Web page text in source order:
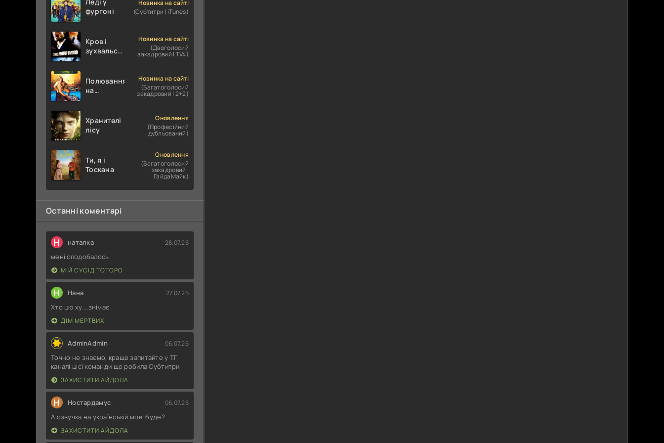
фургоні
Новинка на сайті
(Субтитри | iTunes)
Кров і
зухвальство
Новинка на сайті
(Двоголосий
закадровий | TV4)
Полювання
на
Новинка на сайті
(Багатоголосий
закадровий | 2+2)
Хранителі
лісу
Оновлення
(Професійний
дубльований)
Ти, я і
Тоскана
Оновлення
(Багатоголосий
закадровий |
ГайдаМайк)
Останні коментарі
Н наталка 28.07.26
мені сподобалось
МІЙ СУСІД ТОТОРО
Н Нана 27.07.26
Хто цю ху....знімає
ДІМ МЕРТВИХ
AdminAdmin 06.07.26
Точно не знаємо, краще запитайте у ТГ
каналі цієї команди що робила Субтитри
ЗАХИСТИТИ АЙДОЛА
Н Ностардамус 06.07.26
А озвучка на українській мові буде?
ЗАХИСТИТИ АЙДОЛА